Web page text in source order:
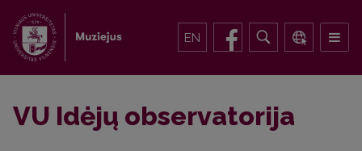
EN
VU Idėjų observatorija